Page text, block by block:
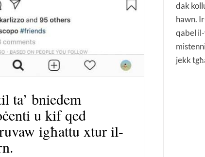
ta’ bniedem
u kif qed
igħattu xtur il-
dak
hawn.
qabel
jekk